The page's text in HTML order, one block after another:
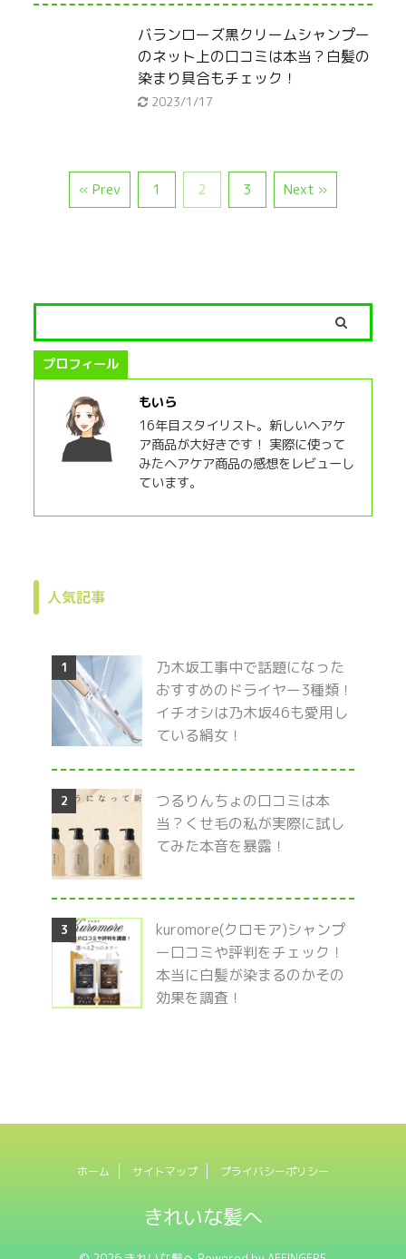
バランローズ黒クリームシャンプー
のネット上の口コミは本当？白髪の
染まり具合もチェック！
2023/1/17
« Prev 1 2 3 Next »
プロフィール
もいら
16年目スタイリスト。新しいヘアケ
ア商品が大好きです！ 実際に使って
みたヘアケア商品の感想をレビューし
ています。
人気記事
1
乃木坂工事中で話題になった
おすすめのドライヤー3種類！
イチオシは乃木坂46も愛用し
ている絹女！
2
つるりんちょの口コミは本
当？くせ毛の私が実際に試し
てみた本音を暴露！
3
kuromore(クロモア)シャンプ
ー口コミや評判をチェック！
本当に白髪が染まるのかその
効果を調査！
ホーム サイトマップ プライバシーポリシー
きれいな髪へ